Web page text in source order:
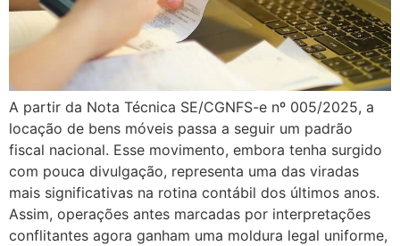
A partir da Nota Técnica SE/CGNFS-e nº 005/2025, a
locação de bens móveis passa a seguir um padrão
fiscal nacional. Esse movimento, embora tenha surgido
com pouca divulgação, representa uma das viradas
mais significativas na rotina contábil dos últimos anos.
Assim, operações antes marcadas por interpretações
conflitantes agora ganham uma moldura legal uniforme,